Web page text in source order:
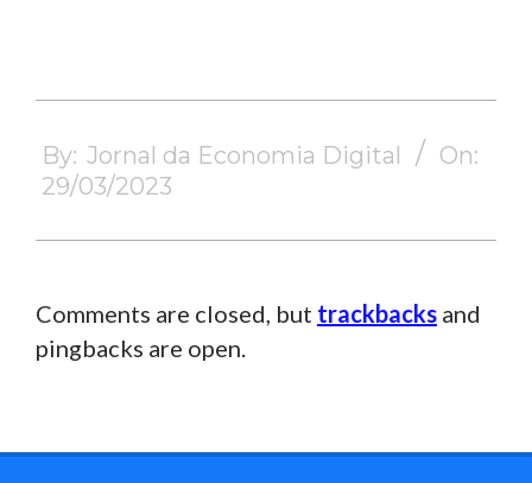
03-
29
By: Jornal da Economia Digital
On:
29/03/2023
Comments are closed, but trackbacks and
pingbacks are open.